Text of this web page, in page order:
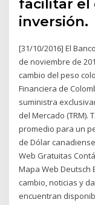
facilitar el
inversión.
[31/10/2016] El
de noviembre de
cambio del peso
Financiera de
suministra
del Mercado (TRM).
promedio para un
de Dólar
Web Gratuitas
Mapa Web Deutsch
cambio, noticias y
encuentran